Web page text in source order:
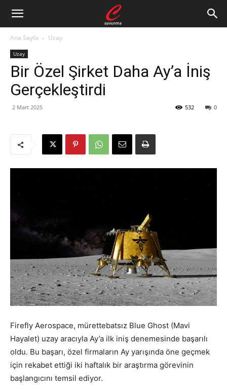
Ana Sayfa Uzay
Uzay
Bir Özel Şirket Daha Ay’a İniş
Gerçekleştirdi
2 Mart 2025 0
532
Firefly Aerospace, mürettebatsız Blue Ghost (Mavi
Hayalet) uzay aracıyla Ay’a ilk iniş denemesinde başarılı
oldu. Bu başarı, özel firmaların Ay yarışında öne geçmek
için rekabet ettiği iki haftalık bir araştırma görevinin
başlangıcını temsil ediyor.